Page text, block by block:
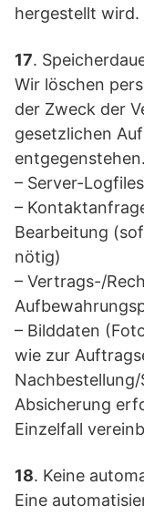
hergestellt wird.
17.
Wir löschen
der Zweck der
gesetzlichen
entgegenstehen.
– Server-
–
Bearbeitung
nötig)
– Vertrags-/
– Bilddaten
wie zur
Absicherung
Einzelfall
18. Keine
Eine